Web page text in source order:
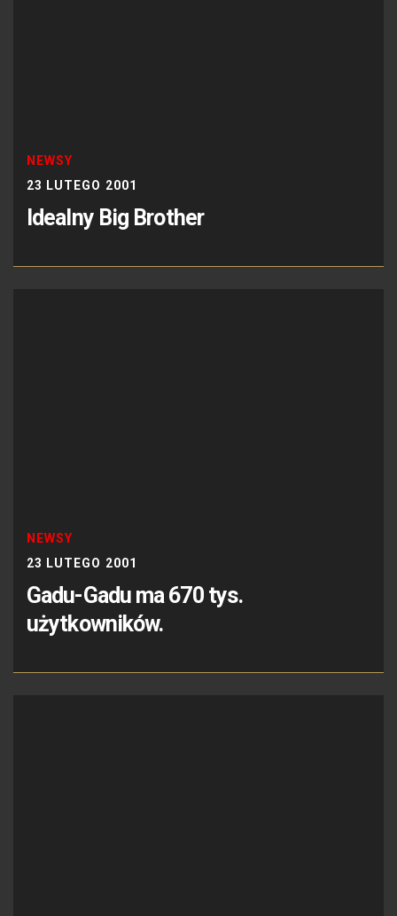
NEWSY
23 LUTEGO 2001
Idealny Big Brother
NEWSY
23 LUTEGO 2001
Gadu-Gadu ma 670 tys.
użytkowników.